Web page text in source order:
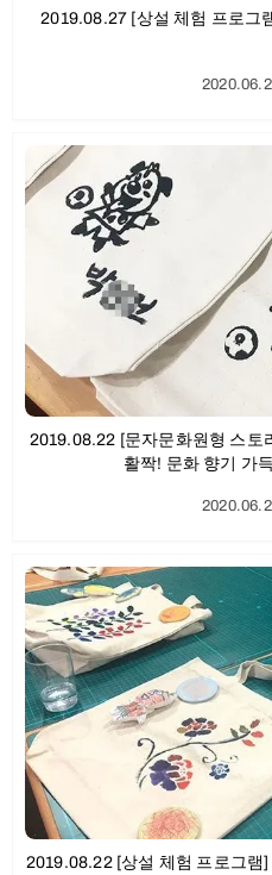
2019.08.27 [상설 체험 프로그
2019.08.22 [문자문화원형 스토
활짝! 문화 향기 가
2019.08.22 [상설 체험 프로그램